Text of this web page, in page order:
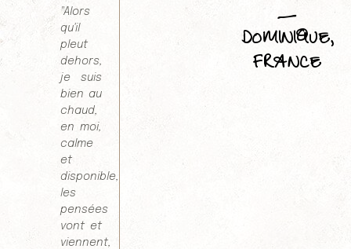
"Alors
qu'il
pleut
dehors,
je suis
bien au
chaud,
en moi,
calme
et
disponible,
les
pensées
vont et
viennent,
_
DOMINIQUE,
FRANCE